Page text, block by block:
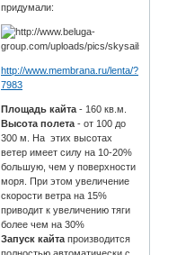
придумали:
http://www.membrana.ru/lenta/?
7983
Площадь кайта - 160 кв.м.
Высота полета - от 100 до
300 м. На этих высотах
ветер имеет силу на 10-20%
большую, чем у поверхности
моря. При этом увеличение
скорости ветра на 15%
приводит к увеличению тяги
более чем на 30%
Запуск кайта производится